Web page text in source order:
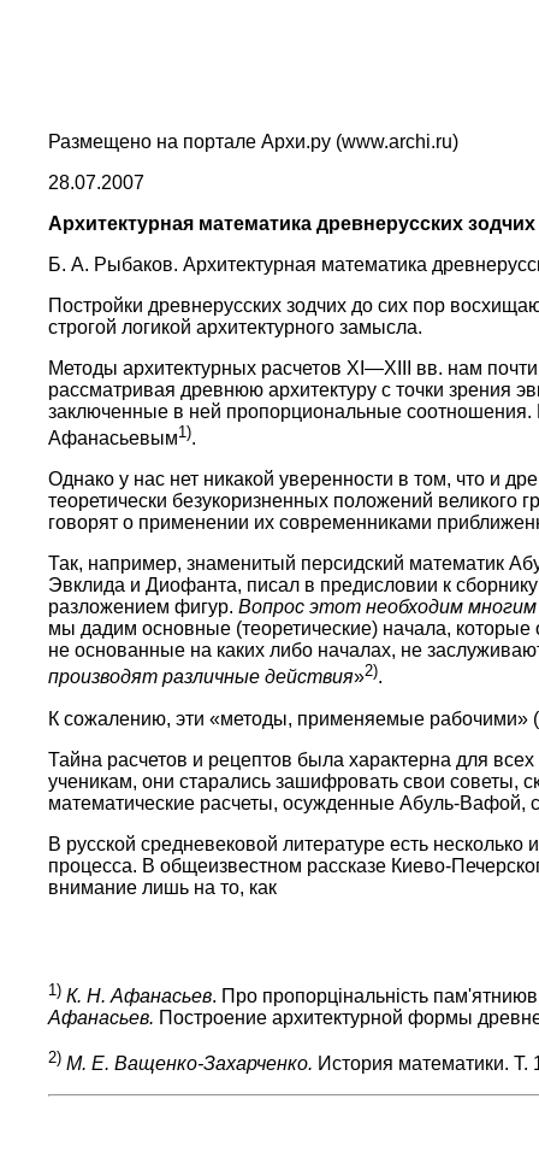
Размещено на портале Архи.ру (www.archi.ru)
28.07.2007
Архитектурная математика древнерусских зодчих
Б. А. Рыбаков. Архитектурная математика
Постройки древнерусских зодчих до сих пор
строгой логикой архитектурного замысла.
Методы архитектурных расчетов XI—XIII вв. нам
рассматривая древнюю архитектуру с точки зрения
заключенные в ней пропорциональные
Афанасьевым1).
Однако у нас нет никакой уверенности в том, что и
теоретически безукоризненных положений великого
говорят о применении их современниками
Так, например, знаменитый персидский математик
Эвклида и Диофанта, писал в предисловии к
разложением фигур. Вопрос этот необходим
мы дадим основные (теоретические) начала,
не основанные на каких либо началах, не
производят различные действия»2).
К сожалению, эти «методы, применяемые рабочими»
Тайна расчетов и рецептов была характерна для
ученикам, они старались зашифровать свои
математические расчеты, осужденные Абуль-Вафой,
В русской средневековой литературе есть
процесса. В общеизвестном рассказе Киево-
внимание лишь на то, как
1) К. Н. Афанасьев. Про пропорцiнальнiсть
Афанасьев. Построение архитектурной формы
2) М. Е. Ващенко-Захарченко. История математики. Т.